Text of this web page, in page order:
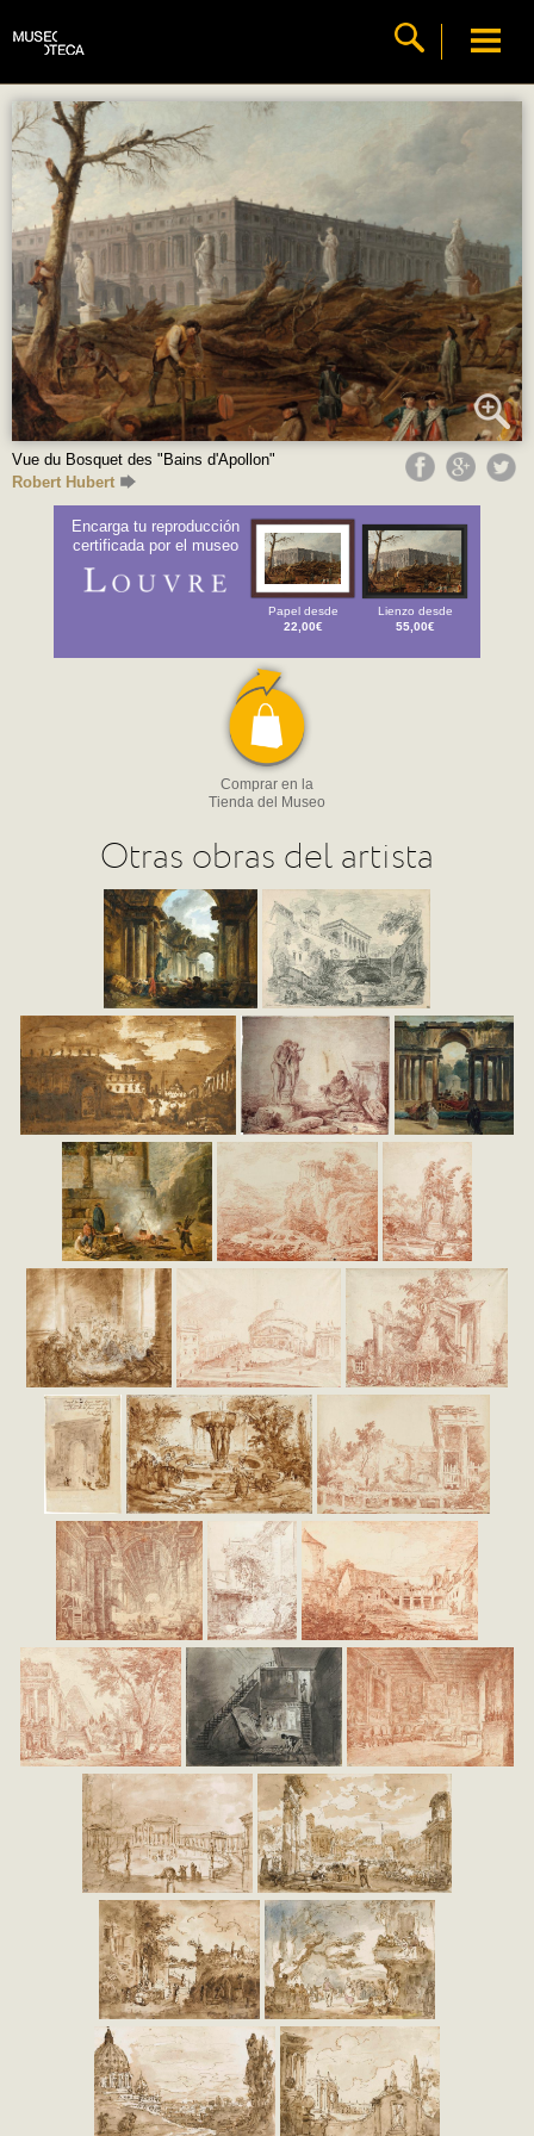
Vue du Bosquet des "Bains d'Apollon"
Robert Hubert
Encarga tu reproducción
certificada por el museo
Papel desde
22,00€
Lienzo desde
55,00€
Comprar en la
Tienda del Museo
Otras obras del artista